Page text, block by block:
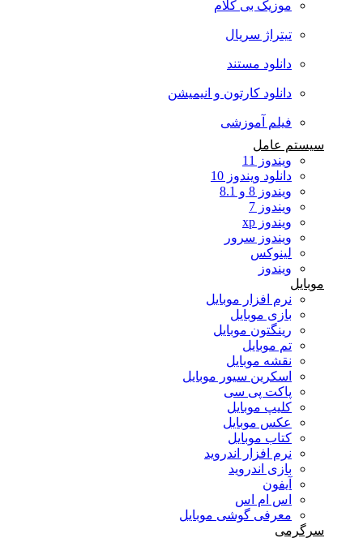
موزیک بی کلام
تیتراژ سریال
دانلود مستند
دانلود کارتون و انیمیشن
فیلم آموزشی
سیستم عامل
ویندوز 11
دانلود ویندوز 10
ویندوز 8 و 8.1
ویندوز 7
ویندوز xp
ویندوز سرور
لینوکس
ویندوز
موبایل
نرم افزار موبایل
بازی موبایل
رینگتون موبایل
تم موبایل
نقشه موبایل
اسکرین سیور موبایل
پاکت پی سی
کلیپ موبایل
عکس موبایل
کتاب موبایل
نرم افزار اندروید
بازی اندروید
آیفون
اس ام اس
معرفی گوشی موبایل
سرگرمی